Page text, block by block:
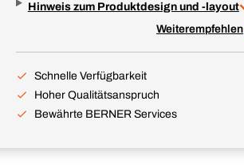
Hinweis zum Produktdesign und -layout
Weiterempfehlen
Schnelle Verfügbarkeit
Hoher Qualitätsanspruch
Bewährte BERNER Services